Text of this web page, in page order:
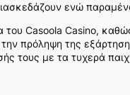
ενώ
Casoola Casino,
πρόληψη της
τους με τα τυχερά